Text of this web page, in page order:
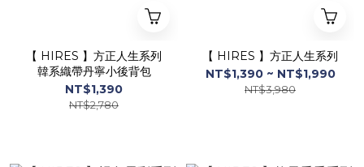
【 HIRES 】方正人生系列
韓系織帶丹寧小後背包
NT$1,390
NT$2,780
【 HIRES 】方正人生系列
NT$1,390 ~ NT$1,990
NT$3,980